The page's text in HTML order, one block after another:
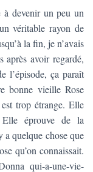
à devenir un peu un
véritable rayon de
la fin, je n’avais
après avoir regardé,
l’épisode, ça paraît
bonne vieille Rose
trop étrange. Elle
éprouve de la
a quelque chose que
qu’on connaissait.
qui-a-une-vie-